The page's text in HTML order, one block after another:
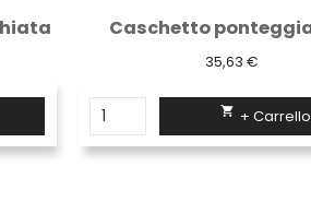
9,21 €
 + Carrello